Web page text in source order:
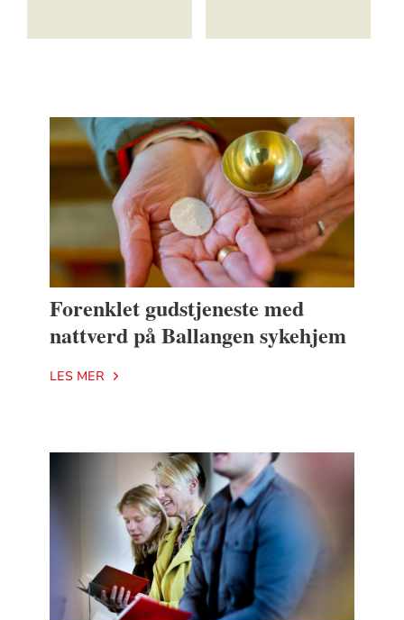
Forenklet gudstjeneste med
nattverd på Ballangen sykehjem
LES MER